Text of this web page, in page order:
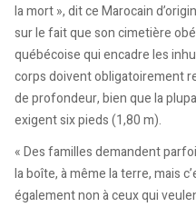
la mort », dit ce Marocain
sur le fait que son cimetière
québécoise qui encadre les
corps doivent obligatoirement
de profondeur, bien que la
exigent six pieds (1,80 m).
« Des familles demandent
la boîte, à même la terre, mais
également non à ceux qui